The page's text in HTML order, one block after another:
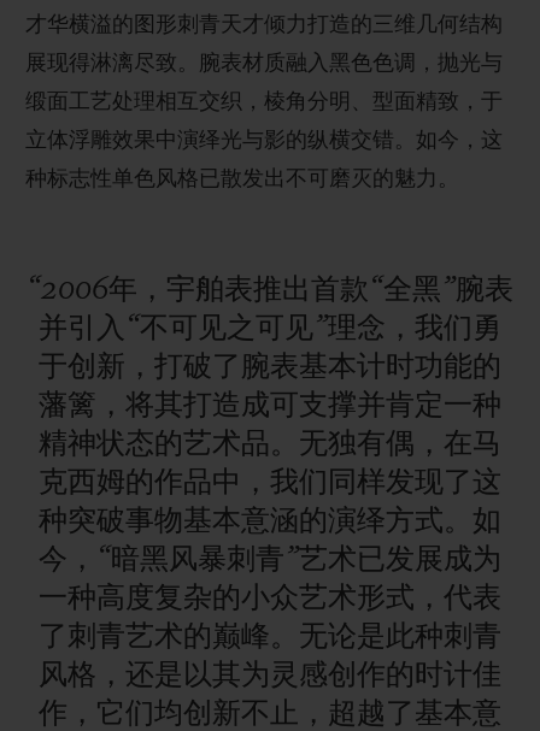
才华横溢的图形刺青天才倾力打造的三维几何结构
展现得淋漓尽致。腕表材质融入黑色色调，抛光与
缎面工艺处理相互交织，棱角分明、型面精致，于
立体浮雕效果中演绎光与影的纵横交错。如今，这
种标志性单色风格已散发出不可磨灭的魅力。
“2006年，宇舶表推出首款“全黑”腕表
并引入“不可见之可见”理念，我们勇
于创新，打破了腕表基本计时功能的
藩篱，将其打造成可支撑并肯定一种
精神状态的艺术品。无独有偶，在马
克西姆的作品中，我们同样发现了这
种突破事物基本意涵的演绎方式。如
今，“暗黑风暴刺青”艺术已发展成为
一种高度复杂的小众艺术形式，代表
了刺青艺术的巅峰。无论是此种刺青
风格，还是以其为灵感创作的时计佳
作，它们均创新不止，超越了基本意
查找专卖店